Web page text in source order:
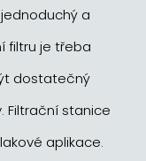
a
filtru je třeba
dostatečný
Filtrační stanice
aplikace.